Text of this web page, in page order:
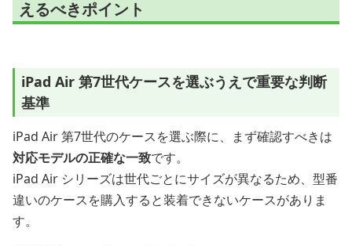
えるべきポイント
iPad Air 第7世代ケースを選ぶうえで重要な判断
基準
iPad Air 第7世代のケースを選ぶ際に、まず確認すべきは
対応モデルの正確な一致です。
iPad Air シリーズは世代ごとにサイズが異なるため、型番
違いのケースを購入すると装着できないケースがありま
す。